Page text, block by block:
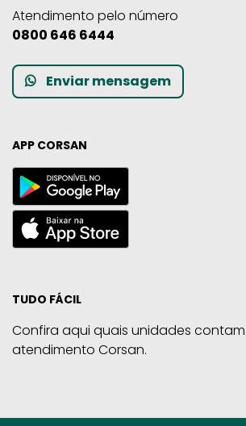
Atendimento pelo número
0800 646 6444
Enviar mensagem
APP CORSAN
TUDO FÁCIL
Confira aqui quais unidades
atendimento Corsan.